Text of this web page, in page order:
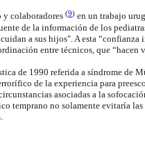
y colaboradores (9) en un trabajo
de la información de los
a sus hijos". A esta
entre técnicos, que “hacen
de 1990 referida a síndrome de
de la experiencia para
asociadas a la
temprano no solamente evitaría